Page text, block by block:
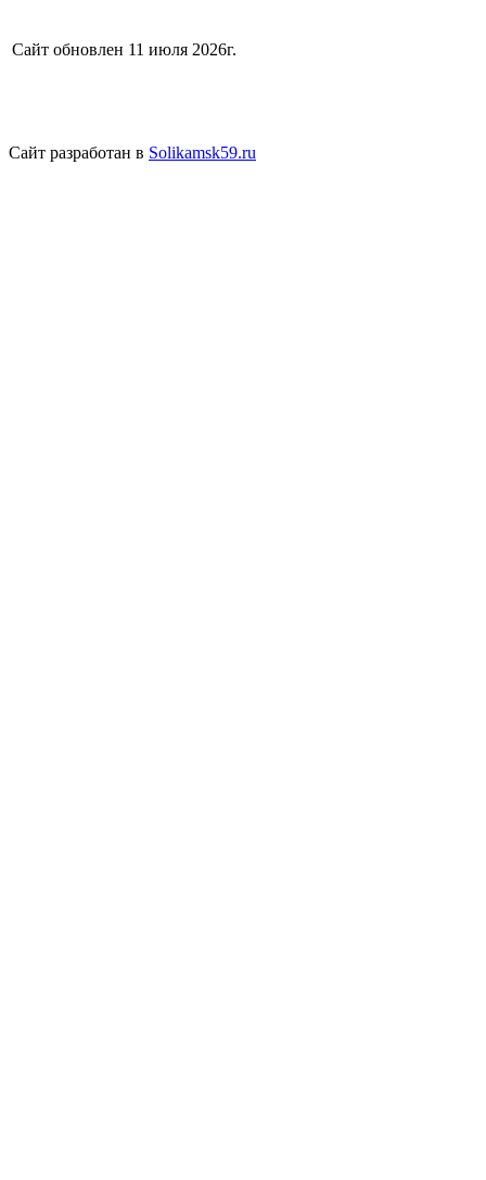
Сайт обновлен 11 июля 2026г.
Сайт разработан в Solikamsk59.ru